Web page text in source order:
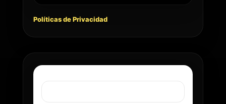
Políticas de Privacidad